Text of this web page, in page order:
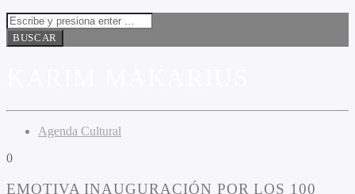
Agenda Cultural
0
EMOTIVA INAUGURACIÓN POR LOS 100